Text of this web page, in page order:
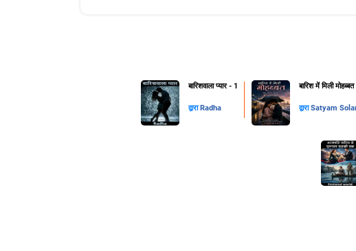
बारिशवाला प्यार - 1
द्वारा Radha
बारिश में मिली
द्वाराSatyam